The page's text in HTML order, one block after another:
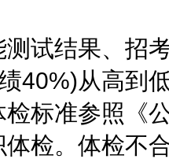
结果、招考
40%)从高到
检标准参照《
检。体检不